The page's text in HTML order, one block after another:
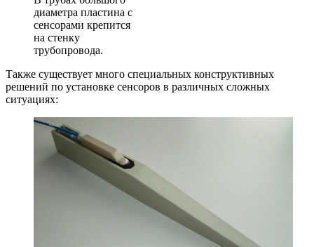
диаметра пластина с
сенсорами крепится
на стенку
трубопровода.
Также существует много специальных конструктивных
решений по установке сенсоров в различных сложных
ситуациях: